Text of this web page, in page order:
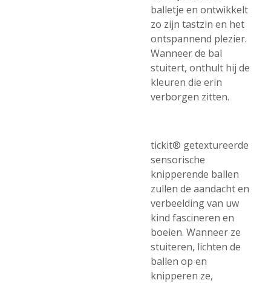
balletje en ontwikkelt
zo zijn tastzin en het
ontspannend plezier.
Wanneer de bal
stuitert, onthult hij de
kleuren die erin
verborgen zitten.
tickit® getextureerde
sensorische
knipperende ballen
zullen de aandacht en
verbeelding van uw
kind fascineren en
boeien. Wanneer ze
stuiteren, lichten de
ballen op en
knipperen ze,